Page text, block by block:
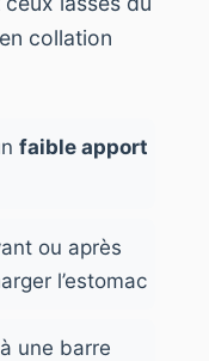
collation
faible apport
ou après
l’estomac
une barre